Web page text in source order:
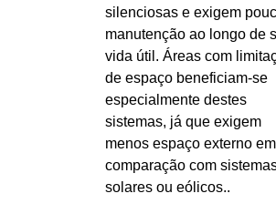
silenciosas e exigem
manutenção ao longo de
vida útil. Áreas com
de espaço beneficiam-se
especialmente destes
sistemas, já que exigem
menos espaço externo em
comparação com
solares ou eólicos..